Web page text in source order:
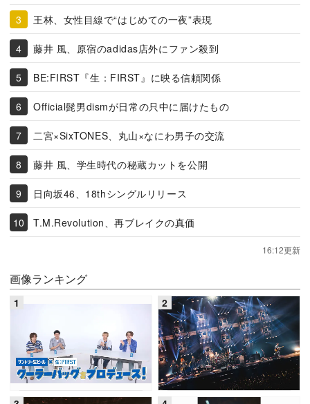
王林、女性目線で“はじめての一夜”表現
藤井 風、原宿のadidas店外にファン殺到
BE:FIRST『生：FIRST』に映る信頼関係
Official髭男dismが日常の只中に届けたもの
二宮×SixTONES、丸山×なにわ男子の交流
藤井 風、学生時代の秘蔵カットを公開
日向坂46、18thシングルリリース
T.M.Revolution、再ブレイクの真価
16:12更新
画像ランキング